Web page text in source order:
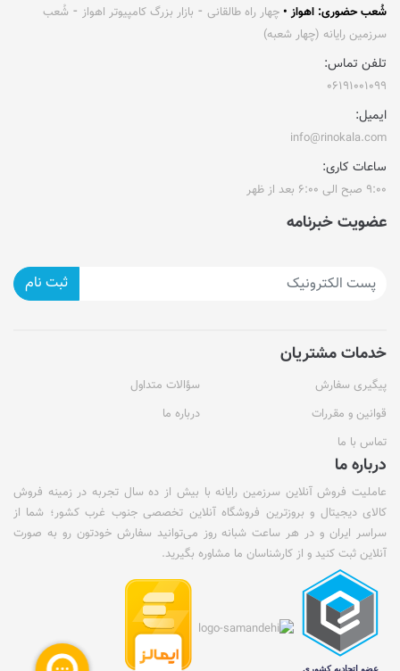
شُعب حضوری: اهواز • چهار راه طالقانی ⁃ بازار بزرگ کامپیوتر اهواز ⁃ شُعب
سرزمین رایانه (چهار شعبه)
تلفن تماس:
۰۶۱۹۱۰۰۱۰۹۹
ایمیل:
info@rinokala.com
ساعات کاری:
۹:۰۰ صبح الی ۶:۰۰ بعد از ظهر
عضویت خبرنامه
ثبت نام
خدمات مشتریان
پیگیری سفارش
سؤالات متداول
قوانین و مقررات
درباره ما
تماس با ما
درباره ما
عاملیت فروش آنلاین سرزمین رایانه با بیش از ده سال تجربه در زمینه فروش
کالای دیجیتال و بروزترین فروشگاه آنلاین تخصصی جنوب غرب کشور؛ شما از
سراسر ایران و در هر ساعت شبانه روز می‌توانید سفارش خودتون رو به صورت
آنلاین ثبت کنید و از کارشناسان ما مشاوره بگیرید.